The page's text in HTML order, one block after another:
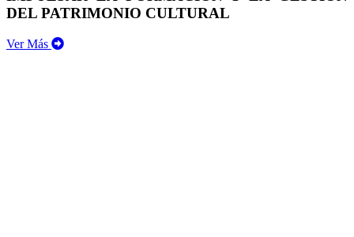
DEL PATRIMONIO CULTURAL
Ver Más